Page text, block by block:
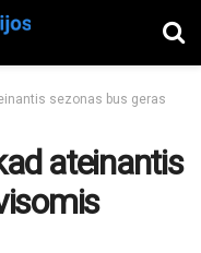
sezonas bus geras
ateinantis